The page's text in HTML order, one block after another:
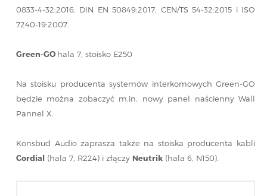
0833-4-32:2016, DIN EN 50849:2017, CEN/TS 54-32:2015 i ISO
7240-19:2007.
Green-GO hala 7, stoisko E250
Na stoisku producenta systemów interkomowych Green-GO
będzie można zobaczyć m.in. nowy panel naścienny Wall
Pannel X.
Konsbud Audio zaprasza także na stoiska producenta kabli
Cordial (hala 7, R224) i złączy Neutrik (hala 6, N150).